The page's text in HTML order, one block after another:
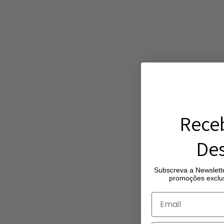
Subscreva a
promoções